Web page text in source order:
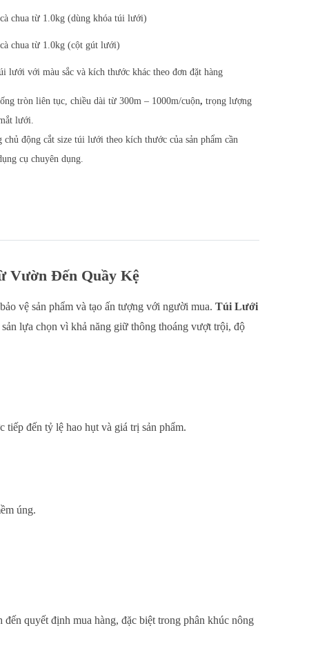
chua từ 1.0kg (dùng khóa túi lưới)
chua từ 1.0kg (cột gút lưới)
lưới với màu sắc và kích thước khác theo đơn đặt hàng
tròn liên tục, chiều dài từ 300m – 1000m/cuộn, trọng lượng
lưới.
chủ động cắt size túi lưới theo kích thước của sản phẩm cần
cụ chuyên dụng.
Vườn Đến Quầy Kệ
vệ sản phẩm và tạo ấn tượng với người mua. Túi Lưới
lựa chọn vì khả năng giữ thông thoáng vượt trội, độ
đến tỷ lệ hao hụt và giá trị sản phẩm.
úng.
quyết định mua hàng, đặc biệt trong phân khúc nông